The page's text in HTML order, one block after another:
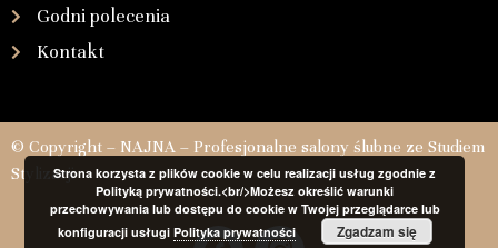
Godni polecenia
Kontakt
© Copyright – NAJNA – Profesjonalne salony ślubne ze Studiem
StylizacjiStrona korzysta z plików cookie w celu realizacji usług zgodnie z
Polityką prywatności.<br/>Możesz określić warunki
przechowywania lub dostępu do cookie w Twojej przeglądarce lub
konfiguracji usługi Polityka prywatności Zgadzam się